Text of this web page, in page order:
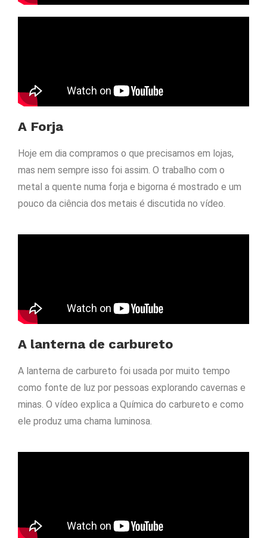
A Forja
Hoje em dia compramos o que precisamos em lojas,
mas nem sempre isso foi assim. O trabalho com o
metal a quente numa forja e bigorna é mostrado e um
pouco da ciência dos metais é discutida no vídeo.
A lanterna de carbureto
A lanterna de carbureto foi usada por muito tempo
como fonte de luz por pessoas explorando cavernas e
minas. O vídeo explica a Química do carbureto e como
ele produz uma chama luminosa.